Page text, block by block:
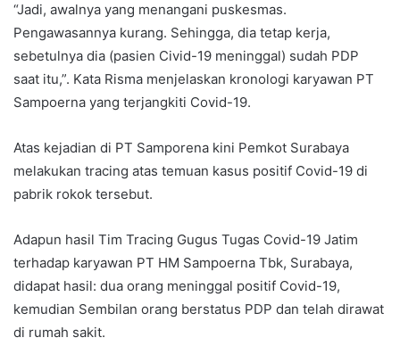
“Jadi, awalnya yang menangani puskesmas.
Pengawasannya kurang. Sehingga, dia tetap kerja,
sebetulnya dia (pasien Civid-19 meninggal) sudah PDP
saat itu,”. Kata Risma menjelaskan kronologi karyawan PT
Sampoerna yang terjangkiti Covid-19.
Atas kejadian di PT Samporena kini Pemkot Surabaya
melakukan tracing atas temuan kasus positif Covid-19 di
pabrik rokok tersebut.
Adapun hasil Tim Tracing Gugus Tugas Covid-19 Jatim
terhadap karyawan PT HM Sampoerna Tbk, Surabaya,
didapat hasil: dua orang meninggal positif Covid-19,
kemudian Sembilan orang berstatus PDP dan telah dirawat
di rumah sakit.